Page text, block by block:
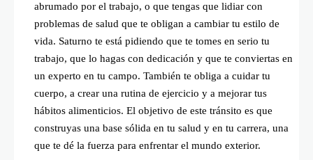
abrumado por el trabajo, o que tengas que lidiar con
problemas de salud que te obligan a cambiar tu estilo de
vida. Saturno te está pidiendo que te tomes en serio tu
trabajo, que lo hagas con dedicación y que te conviertas en
un experto en tu campo. También te obliga a cuidar tu
cuerpo, a crear una rutina de ejercicio y a mejorar tus
hábitos alimenticios. El objetivo de este tránsito es que
construyas una base sólida en tu salud y en tu carrera, una
que te dé la fuerza para enfrentar el mundo exterior.